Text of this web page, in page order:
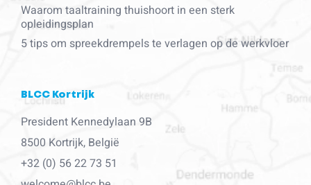
Waarom taaltraining thuishoort in een sterk
opleidingsplan
5 tips om spreekdrempels te verlagen op de werkvloer
BLCC Kortrijk
President Kennedylaan 9B
8500 Kortrijk, België
+32 (0) 56 22 73 51